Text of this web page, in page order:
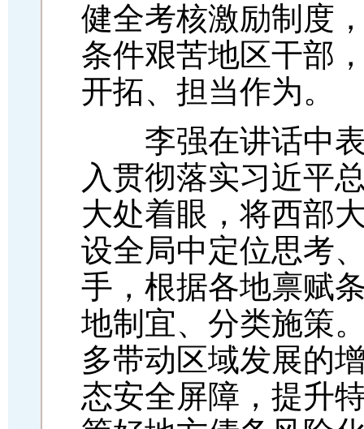
健全考核激励制度
条件艰苦地区干部
开拓、担当作为。
李强在讲话中表
入贯彻落实习近平
大处着眼，将西部
设全局中定位思考
手，根据各地禀赋
地制宜、分类施策
多带动区域发展的
态安全屏障，提升